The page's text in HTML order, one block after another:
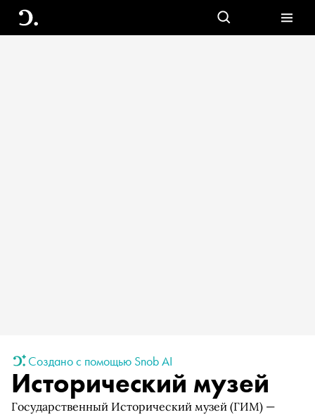
Создано с помощью Snob AI
Исторический музей
Государственный Исторический музей (ГИМ) —